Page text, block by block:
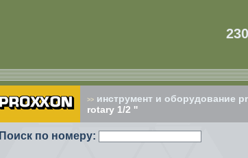
>> инструмент и оборудование
rotary 1/2 ''
Поиск по номеру: